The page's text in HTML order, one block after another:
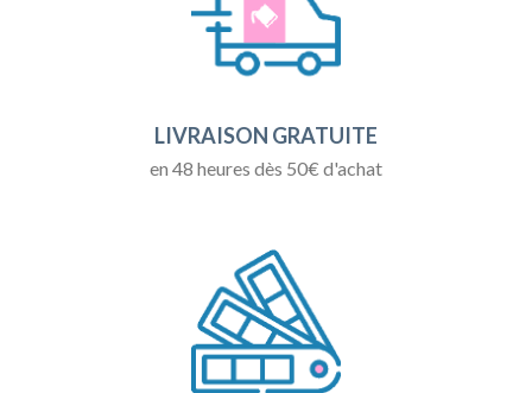
LIVRAISON GRATUITE
en 48 heures dès 50€ d'achat